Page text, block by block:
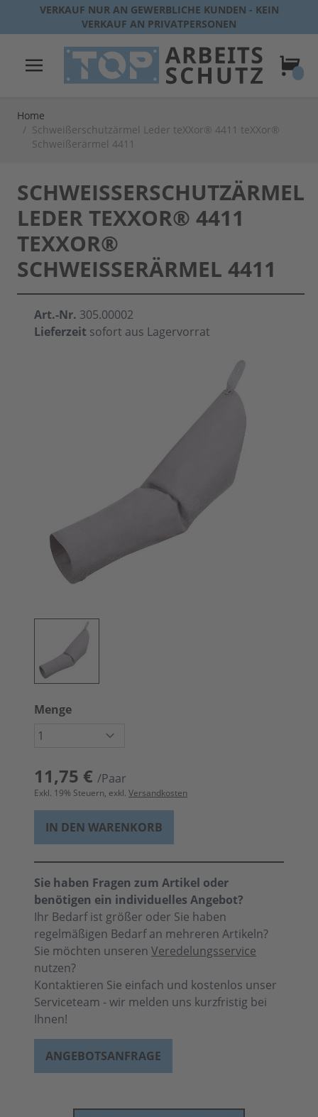
Direkt zum Inhalt
VERKAUF NUR AN GEWERBLICHE KUNDEN - KEIN
VERKAUF AN PRIVATPERSONEN
Home
/ Schweißerschutzärmel Leder teXXor® 4411 teXXor®
Schweißerärmel 4411
SCHWEISSERSCHUTZÄRMEL L
EDER TEXXOR® 4411 T
EXXOR® S
CHWEISSERÄRMEL 4411
Art.-Nr. 305.00002
Lieferzeit sofort aus Lagervorrat
Menge
11,75 € /Paar
Exkl. 19% Steuern, exkl. Versandkosten
IN DEN WARENKORB
Sie haben Fragen zum Artikel oder
benötigen ein individuelles Angebot?
Ihr Bedarf ist größer oder Sie haben
regelmäßigen Bedarf an mehreren Artikeln?
Sie möchten unseren Veredelungsservice
nutzen?
Kontaktieren Sie einfach und kostenlos unser
Serviceteam - wir melden uns kurzfristig bei
Ihnen!
ANGEBOTSANFRAGE